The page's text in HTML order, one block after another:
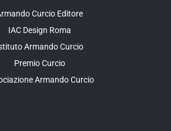
Curcio Editore
IAC Design Roma
Armando Curcio
Premio Curcio
Armando Curcio